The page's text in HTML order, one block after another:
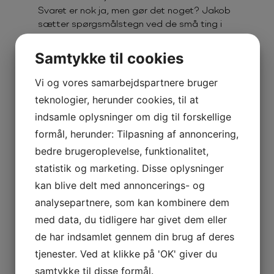
Svaret er nok ja, men gør det noget? Jakob
sætter spørgsmålstegn ved de små ting i
hverdagen, og alle de mange situationer
hvor han selv kommer til kort. Om Jakob
spiller uvidende for grin, eller om han i
virkeligheden bare er ret dum, må være op til
fri fortolkning.
Du kan opleve Jakob Thrane i hele landet
fra d. 12. september 2024.
Samtykke til cookies
Vi og vores samarbejdspartnere bruger
teknologier, herunder cookies, til at
indsamle oplysninger om dig til forskellige
formål, herunder: Tilpasning af annoncering,
bedre brugeroplevelse, funktionalitet,
statistik og marketing. Disse oplysninger
kan blive delt med annoncerings- og
analysepartnere, som kan kombinere dem
med data, du tidligere har givet dem eller
de har indsamlet gennem din brug af deres
tjenester. Ved at klikke på 'OK' giver du
samtykke til disse formål.